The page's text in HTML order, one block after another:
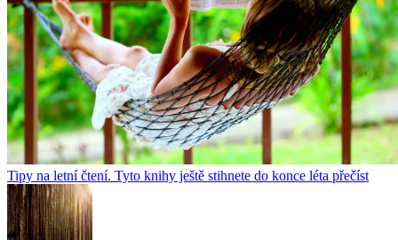
Tipy na letní čtení. Tyto knihy ještě stihnete do konce léta přečíst